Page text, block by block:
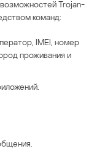
Trojan-
команд:
IMEI, номер
проживания и